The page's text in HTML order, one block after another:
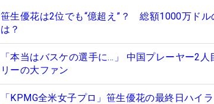
笹生優花は2位でも“億超え”？ 総額1000万ド
は？
「本当はバスケの選手に…」 中国プレーヤー2
リーの大ファン
「KPMG全米女子プロ」笹生優花の最終日ハイ